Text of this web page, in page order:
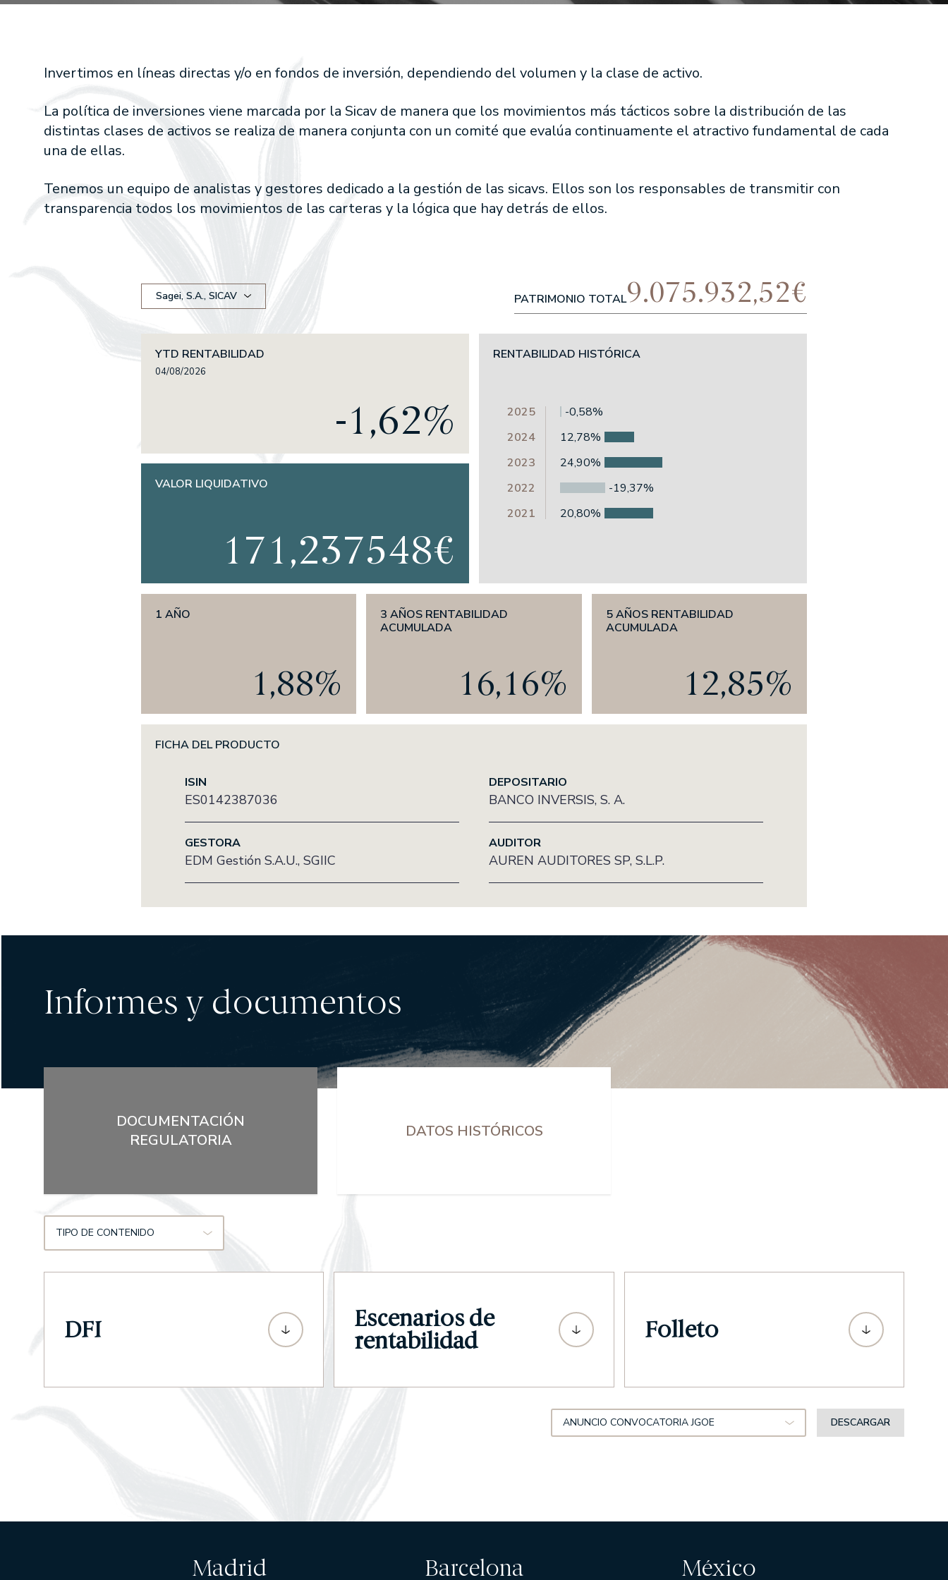
RENTA VARIABLE
EDM International - Strategy Fund
EDM International - Latin American Equity
EDM International - Sustainable Global
Equity Fund
RENTA FIJA
EDM Renta FI
EDM International - Credit Portfolio
EDM Renta Fija Horizonte 5 años FI
EDM Renta Fija Horizonte 2,5 años FI
EDM Renta Fija Vencimiento 18 meses FI
EDM International - Alterna Renta Fija
EDM Cartera FI
Tabor FI
SICAVS GESTIONADAS
Infanzón de Bergua SIL, S.A.
Sagei, S.A., SICAV
PRENSA
ANUNCIOS CORPORATIVOS NUESTRAS POLÍTICAS
Global Equity Fund
EDM International - Alterna Renta
Fija
Invertimos en líneas directas y/o en fondos de inversión, dependiendo del volumen y la clase de activo.
La política de inversiones viene marcada por la Sicav de manera que los movimientos más tácticos sobre la distribución de las
distintas clases de activos se realiza de manera conjunta con un comité que evalúa continuamente el atractivo fundamental de cada
una de ellas.
Tenemos un equipo de analistas y gestores dedicado a la gestión de las sicavs. Ellos son los responsables de transmitir con
transparencia todos los movimientos de las carteras y la lógica que hay detrás de ellos.
Sagei, S.A., SICAV
Sagei, S.A., SICAV
PATRIMONIO TOTAL9.075.932,52€
YTD RENTABILIDAD
04/08/2026
-1,62%
VALOR LIQUIDATIVO
171,237548€
RENTABILIDAD HISTÓRICA
2025
-0,58%
2024
12,78%
2023
24,90%
2022
-19,37%
2021
20,80%
1 AÑO
1,88%
3 AÑOS RENTABILIDAD
ACUMULADA
16,16%
5 AÑOS RENTABILIDAD
ACUMULADA
12,85%
FICHA DEL PRODUCTO
ISIN
ES0142387036
DEPOSITARIO
BANCO INVERSIS, S. A.
GESTORA
EDM Gestión S.A.U., SGIIC
AUDITOR
AUREN AUDITORES SP, S.L.P.
Informes y documentos
DOCUMENTACIÓN
REGULATORIA
DATOS HISTÓRICOS
TIPO DE CONTENIDO
DFI Escenarios de
rentabilidad Folleto
ANUNCIO CONVOCATORIA JGOE DESCARGAR
Madrid Barcelona México